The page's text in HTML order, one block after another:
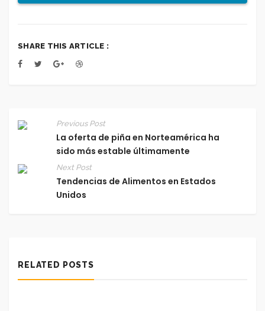
SHARE THIS ARTICLE :
Previous Post
La oferta de piña en Norteamérica ha
sido más estable últimamente
Next Post
Tendencias de Alimentos en Estados
Unidos
RELATED POSTS